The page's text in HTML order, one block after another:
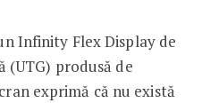
Infinity Flex Display de
produsă de
exprimă că nu există